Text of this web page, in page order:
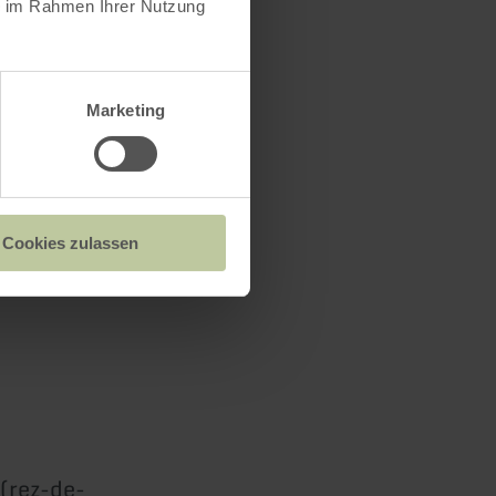
Rahmen Ihrer Nutzung
Marketing
Cookies zulassen
dispose
De là,
La
!
équipé
de l'air